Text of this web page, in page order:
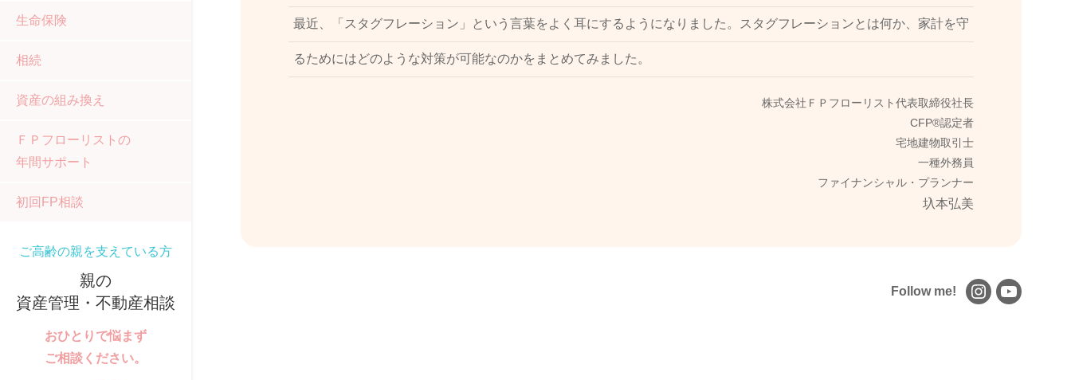
最近、「スタグフレーション」という言葉をよく耳にするようになりました。スタグフレーションとは何か、家計を守
るためにはどのような対策が可能なのかをまとめてみました。
株式会社ＦＰフローリスト代表取締役社長
CFP®認定者
宅地建物取引士
一種外務員
ファイナンシャル・プランナー
圦本弘美
Follow me!
生命保険
相続
資産の組み換え
ＦＰフローリストの
年間サポート
初回FP相談
ご高齢の親を支えている方
親の
資産管理・不動産相談
おひとりで悩まず
ご相談ください。